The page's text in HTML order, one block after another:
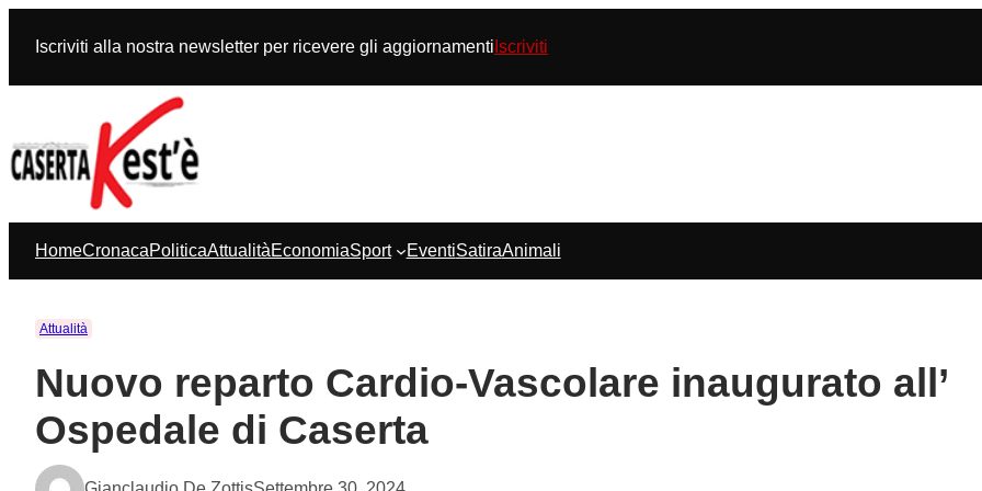
contenuto
Iscriviti alla nostra newsletter per ricevere gli aggiornamenti Iscriviti
HomeCronacaPoliticaAttualitàEconomiaSport EventiSatiraAnimali
Attualità
Nuovo reparto Cardio-Vascolare inaugurato all’
Ospedale di Caserta